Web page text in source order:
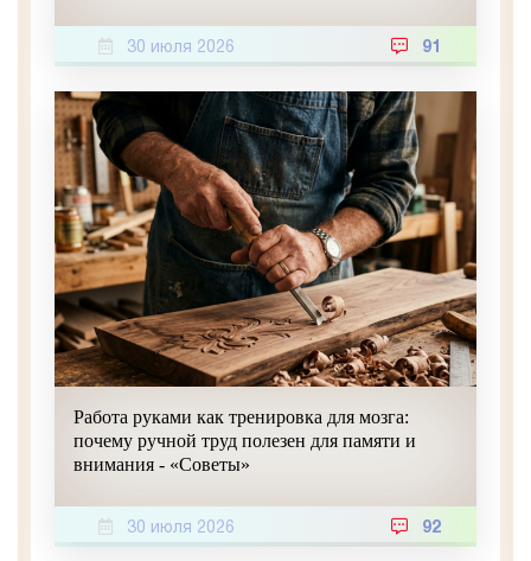
30 июля 2026 91
Работа руками как тренировка для мозга:
почему ручной труд полезен для памяти и
внимания - «Советы»
30 июля 2026 92